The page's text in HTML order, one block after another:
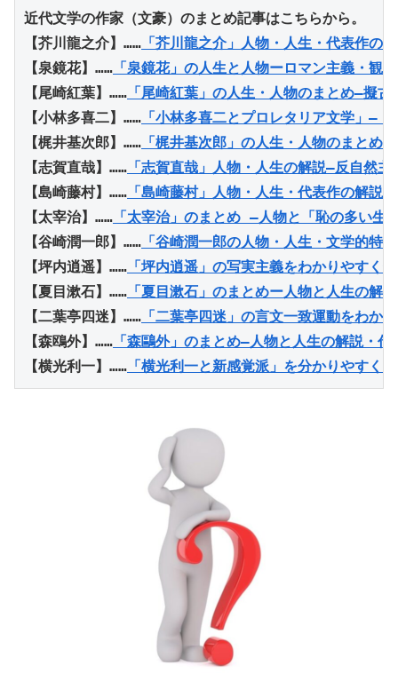
近代文学の作家（文豪）のまとめ記事はこちらから。
【芥川龍之介】 …… 「芥川龍之介」人物・人生・代表作の
【泉鏡花】…… 「泉鏡花」の人生と人物ーロマン主義・観
【尾崎紅葉】…… 「尾崎紅葉」の人生・人物のまとめ―擬
【小林多喜二】…… 「小林多喜二とプロレタリア文学」―
【梶井基次郎】…… 「梶井基次郎」の人生・人物のまとめ
【志賀直哉】…… 「志賀直哉」人物・人生の解説―反自然
【島崎藤村】…… 「島崎藤村」人物・人生・代表作の解説
【太宰治】…… 「太宰治」のまとめ ―人物と「恥の多い生
【谷崎潤一郎】…… 「谷崎潤一郎の人物・人生・文学的特
【坪内逍遥】…… 「坪内逍遥」の写実主義をわかりやすく
【夏目漱石】…… 「夏目漱石」のまとめー人物と人生の解
【二葉亭四迷】…… 「二葉亭四迷」の言文一致運動をわか
【森鴎外】…… 「森鷗外」のまとめ―人物と人生の解説・
【横光利一】…… 「横光利一と新感覚派」を分かりやすく